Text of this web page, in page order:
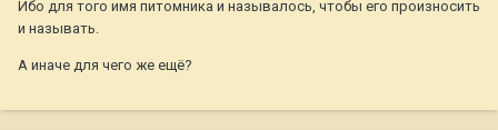
Ибо для того имя питомника и называлось, чтобы его произносить
и называть.
А иначе для чего же ещё?